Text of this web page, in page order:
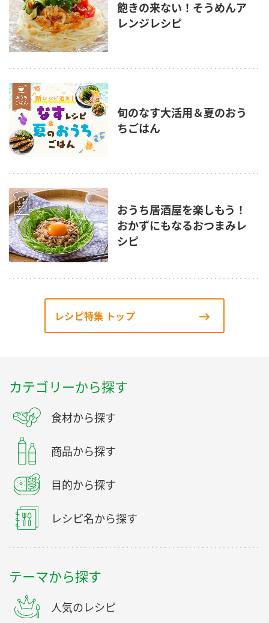
飽きの来ない！そうめんア
レンジレシピ
旬のなす大活用＆夏のおう
ちごはん
おうち居酒屋を楽しもう！
おかずにもなるおつまみレ
シピ
レシピ特集 トップ
カテゴリーから探す
食材から探す
商品から探す
目的から探す
レシピ名から探す
テーマから探す
人気のレシピ